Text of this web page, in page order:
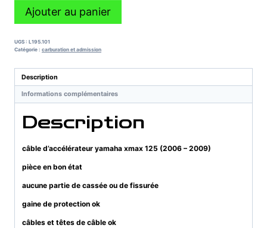
quantité
d'accélérateur
yamaha
125
(2006
Ajouter au panier
UGS : L195.101
Catégorie : carburation et admission
Description
Informations complémentaires
Description
câble d’accélérateur yamaha xmax 125 (2006 – 2009)
pièce en bon état
aucune partie de cassée ou de fissurée
gaine de protection ok
câbles et têtes de câble ok